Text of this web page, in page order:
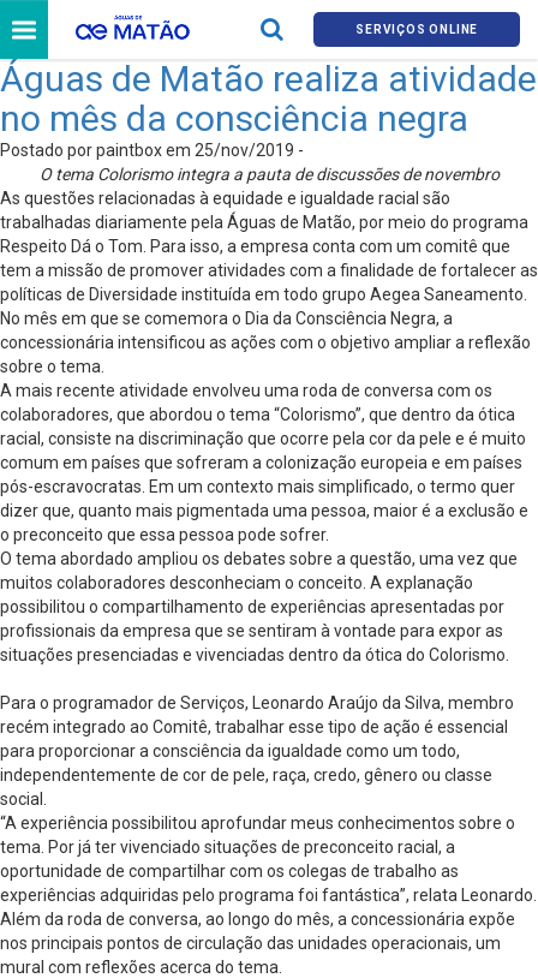
SERVIÇOS ONLINE
Águas de Matão realiza atividade
no mês da consciência negra
Postado por paintbox em 25/nov/2019 -
O tema Colorismo integra a pauta de discussões de novembro
As questões relacionadas à equidade e igualdade racial são
trabalhadas diariamente pela Águas de Matão, por meio do programa
Respeito Dá o Tom. Para isso, a empresa conta com um comitê que
tem a missão de promover atividades com a finalidade de fortalecer as
políticas de Diversidade instituída em todo grupo Aegea Saneamento.
No mês em que se comemora o Dia da Consciência Negra, a
concessionária intensificou as ações com o objetivo ampliar a reflexão
sobre o tema.
A mais recente atividade envolveu uma roda de conversa com os
colaboradores, que abordou o tema “Colorismo”, que dentro da ótica
racial, consiste na discriminação que ocorre pela cor da pele e é muito
comum em países que sofreram a colonização europeia e em países
pós-escravocratas. Em um contexto mais simplificado, o termo quer
dizer que, quanto mais pigmentada uma pessoa, maior é a exclusão e
o preconceito que essa pessoa pode sofrer.
O tema abordado ampliou os debates sobre a questão, uma vez que
muitos colaboradores desconheciam o conceito. A explanação
possibilitou o compartilhamento de experiências apresentadas por
profissionais da empresa que se sentiram à vontade para expor as
situações presenciadas e vivenciadas dentro da ótica do Colorismo.
Para o programador de Serviços, Leonardo Araújo da Silva, membro
recém integrado ao Comitê, trabalhar esse tipo de ação é essencial
para proporcionar a consciência da igualdade como um todo,
independentemente de cor de pele, raça, credo, gênero ou classe
social.
“A experiência possibilitou aprofundar meus conhecimentos sobre o
tema. Por já ter vivenciado situações de preconceito racial, a
oportunidade de compartilhar com os colegas de trabalho as
experiências adquiridas pelo programa foi fantástica”, relata Leonardo.
Além da roda de conversa, ao longo do mês, a concessionária expõe
nos principais pontos de circulação das unidades operacionais, um
mural com reflexões acerca do tema.